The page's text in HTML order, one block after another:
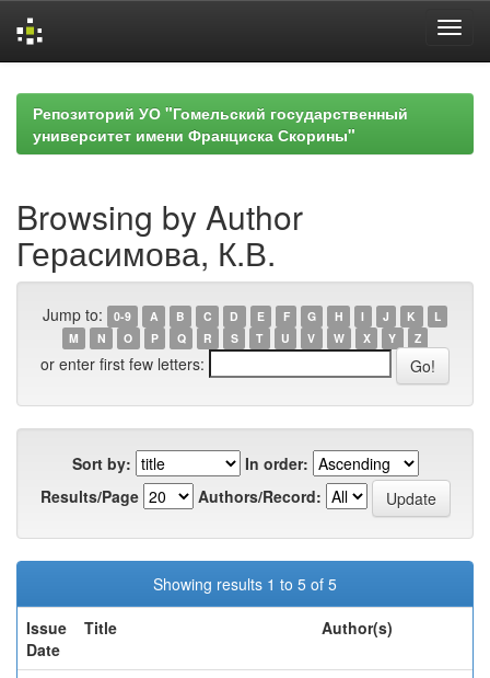
navigationРепозиторий УО "Гомельский государственный
университет имени Франциска Скорины"
Browsing by Author
Герасимова, К.В.
Jump to: 0-9 A B C D E F G H I J K
L
M
N O P Q R S T U V W X Y Z
or enter first few letters:
Sort by:
In order:
Results/Page
Authors/Record:
Showing results 1 to 5 of 5
Issue
Date
Title Author(s)